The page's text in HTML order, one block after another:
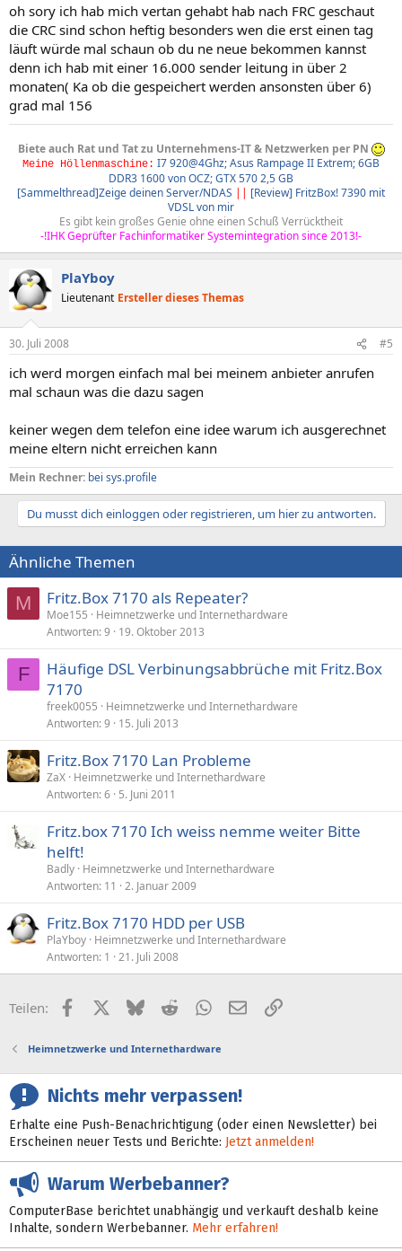
oh sory ich hab mich vertan gehabt hab nach FRC geschaut
die CRC sind schon heftig besonders wen die erst einen tag
läuft würde mal schaun ob du ne neue bekommen kannst
denn ich hab mit einer 16.000 sender leitung in über 2
monaten( Ka ob die gespeichert werden ansonsten über 6)
grad mal 156
Biete auch Rat und Tat zu Unternehmens-IT & Netzwerken per PN
Meine Höllenmaschine: I7 920@4Ghz; Asus Rampage II Extrem; 6GB
DDR3 1600 von OCZ; GTX 570 2,5 GB
[Sammelthread]Zeige deinen Server/NDAS || [Review] FritzBox! 7390 mit
VDSL von mir
Es gibt kein großes Genie ohne einen Schuß Verrücktheit​
-!IHK Geprüfter Fachinformatiker Systemintegration since 2013!-
PlaYboy
Lieutenant Ersteller dieses Themas
30. Juli 2008 #5
ich werd morgen einfach mal bei meinem anbieter anrufen
mal schaun was die dazu sagen
keiner wegen dem telefon eine idee warum ich ausgerechnet
meine eltern nicht erreichen kann
Mein Rechner: bei sys.profile
Du musst dich einloggen oder registrieren, um hier zu antworten.
Ähnliche Themen
M Fritz.Box 7170 als Repeater?
Moe155
Heimnetzwerke und Internethardware
Antworten 9 19. Oktober 2013
F
Häufige DSL Verbinungsabbrüche mit Fritz.Box
7170
freek0055
Heimnetzwerke und Internethardware
Antworten 9 15. Juli 2013
Fritz.Box 7170 Lan Probleme
ZaX Heimnetzwerke und Internethardware
Antworten 6 5. Juni 2011
Fritz.box 7170 Ich weiss nemme weiter Bitte
helft!
Badly Heimnetzwerke und Internethardware
Antworten 11 2. Januar 2009
Fritz.Box 7170 HDD per USB
PlaYboy Heimnetzwerke und Internethardware
Antworten 1 21. Juli 2008
Teilen: FacebookX (Twitter)
BlueskyRedditWhatsApp
E-MailLink
Heimnetzwerke und Internethardware
Nichts mehr verpassen!
Erhalte eine Push-Benachrichtigung (oder einen Newsletter) bei
Erscheinen neuer Tests und Berichte: Jetzt anmelden!
Warum Werbebanner?
ComputerBase berichtet unabhängig und verkauft deshalb keine
Inhalte, sondern Werbebanner. Mehr erfahren!